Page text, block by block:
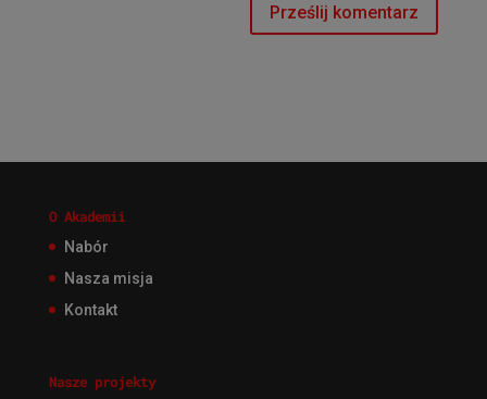
O Akademii
Nabór
Nasza misja
Kontakt
Nasze projekty